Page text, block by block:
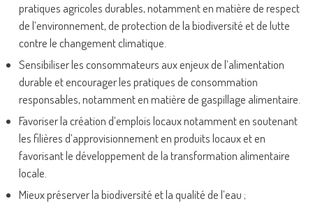
pratiques agricoles durables, notamment en matière de respect
de l’environnement, de protection de la biodiversité et de lutte
contre le changement climatique.
Sensibiliser les consommateurs aux enjeux de l’alimentation
durable et encourager les pratiques de consommation
responsables, notamment en matière de gaspillage alimentaire.
Favoriser la création d’emplois locaux notamment en soutenant
les filières d’approvisionnement en produits locaux et en
favorisant le développement de la transformation alimentaire
locale.
Mieux préserver la biodiversité et la qualité de l’eau ;